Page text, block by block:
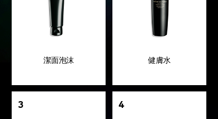
潔面泡沫 健膚水
3 4